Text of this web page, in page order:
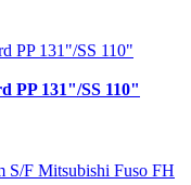
PP 131"/SS 110"